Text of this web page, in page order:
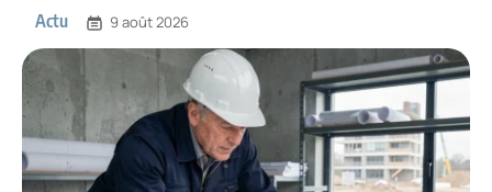
Actu 9 août 2026